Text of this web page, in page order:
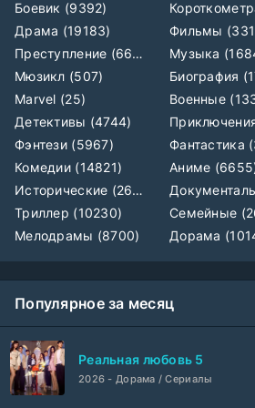
1 сезон
Игра лжецов
1 сезон мультфильм
1-
Боевик (9392)
Драма (19183)
Фильмы
Преступление (6609)
Музыка
Мюзикл (507)
Биография
Marvel (25)
Военные
Детективы (4744)
Фэнтези (5967)
Фантастика
Комедии (14821)
Аниме
Исторические (2658)
Триллер (10230)
Семейные
Мелодрамы (8700)
Дорама
Популярное за месяц
Реальная любовь 5
2026 - Дорама / Сериалы